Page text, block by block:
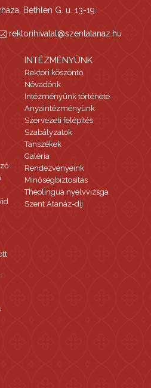
Bethlen G. u. 13-19.
rektorihivatal@szentatanaz.hu
INTÉZMÉNYÜNK
Rektori köszöntő
Névadónk
Intézményünk története
Anyaintézményünk
Szervezeti felépítés
Szabályzatok
Tanszékek
Galéria
Rendezvényeink
Minőségbiztosítás
Theolingua nyelvvizsga
Szent Atanáz-díj